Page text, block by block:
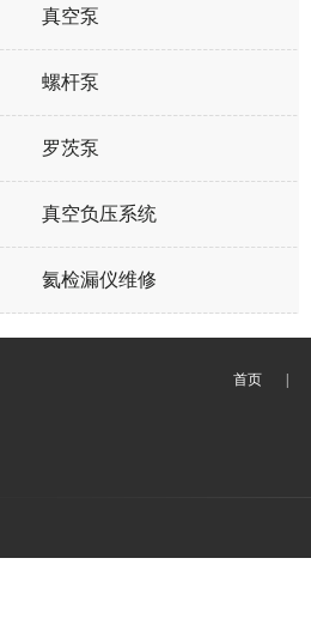
真空泵
螺杆泵
罗茨泵
真空负压系统
氦检漏仪维修
首页